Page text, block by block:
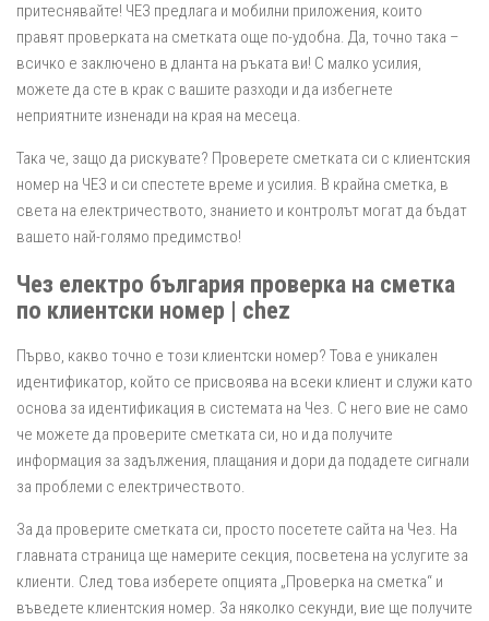
притеснявайте! ЧЕЗ предлага и мобилни приложения, които
правят проверката на сметката още по-удобна. Да, точно така –
всичко е заключено в дланта на ръката ви! С малко усилия,
можете да сте в крак с вашите разходи и да избегнете
неприятните изненади на края на месеца.
Така че, защо да рискувате? Проверете сметката си с клиентския
номер на ЧЕЗ и си спестете време и усилия. В крайна сметка, в
света на електричеството, знанието и контролът могат да бъдат
вашето най-голямо предимство!
Чез електро българия проверка на сметка
по клиентски номер | chez
Първо, какво точно е този клиентски номер? Това е уникален
идентификатор, който се присвоява на всеки клиент и служи като
основа за идентификация в системата на Чез. С него вие не само
че можете да проверите сметката си, но и да получите
информация за задължения, плащания и дори да подадете сигнали
за проблеми с електричеството.
За да проверите сметката си, просто посетете сайта на Чез. На
главната страница ще намерите секция, посветена на услугите за
клиенти. След това изберете опцията „Проверка на сметка“ и
въведете клиентския номер. За няколко секунди, вие ще получите